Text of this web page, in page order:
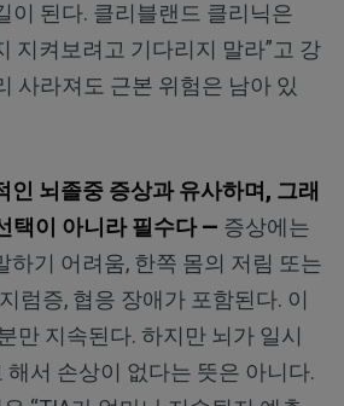
이 된다. 클리블랜드 클리닉은
지켜보려고 기다리지 말라”고 강
사라져도 근본 위험은 남아 있
인 뇌졸중 증상과 유사하며, 그래
택이 아니라 필수다 — 증상에는
하기 어려움, 한쪽 몸의 저림 또는
럼증, 협응 장애가 포함된다. 이
만 지속된다. 하지만 뇌가 일시
서 손상이 없다는 뜻은 아니다.